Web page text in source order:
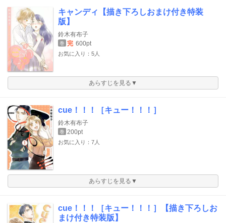
キャンディ【描き下ろしおまけ付き特装
版】
鈴木有布子
巻 完 600pt
お気に入り：5人
あらすじを見る▼
cue！！！［キュー！！！］
鈴木有布子
巻 200pt
お気に入り：7人
あらすじを見る▼
cue！！！［キュー！！！］【描き下ろしお
まけ付き特装版】